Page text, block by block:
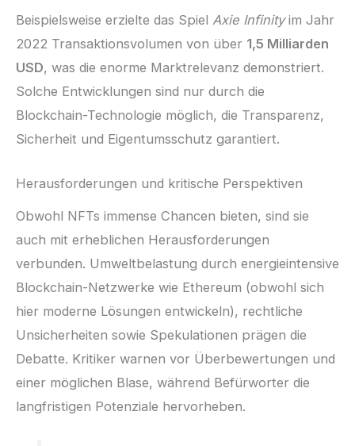
Beispielsweise erzielte das Spiel Axie Infinityim Jahr
2022 Transaktionsvolumen von über 1,5 Milliarden
USD, was die enorme Marktrelevanz demonstriert.
Solche Entwicklungen sind nur durch die
Blockchain-Technologie möglich, die Transparenz,
Sicherheit und Eigentumsschutz garantiert.
Herausforderungen und kritische Perspektiven
Obwohl NFTs immense Chancen bieten, sind sie
auch mit erheblichen Herausforderungen
verbunden. Umweltbelastung durch energieintensive
Blockchain-Netzwerke wie Ethereum (obwohl sich
hier moderne Lösungen entwickeln), rechtliche
Unsicherheiten sowie Spekulationen prägen die
Debatte. Kritiker warnen vor Überbewertungen und
einer möglichen Blase, während Befürworter die
langfristigen Potenziale hervorheben.